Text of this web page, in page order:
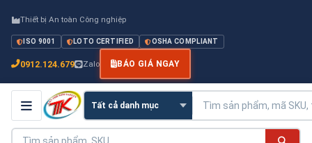
Thiết bị An toàn Công nghiệp
ISO 9001 LOTO CERTIFIED OSHA COMPLIANT
0912.124.679 Zalo BÁO GIÁ NGAY